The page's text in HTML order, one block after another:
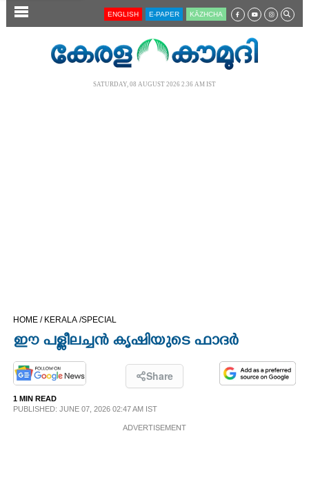
SECTIONS
CINEMA
OPINION
PHOTOS
ENGLISH E-PAPER KĀZHCHA
SATURDAY, 08 AUGUST 2026 2.36 AM IST
HOME / KERALA /SPECIAL
ഈ പള്ളീലച്ചൻ കൃഷിയുടെ ഫാദർ
Share
1 MIN READ
PUBLISHED: JUNE 07, 2026 02:47 AM IST
ADVERTISEMENT